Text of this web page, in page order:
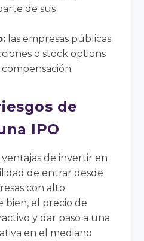
de sus
las empresas públicas
o stock options
de
IPO
de invertir en
de entrar desde
con alto
bien, el precio de
y dar paso a una
en el mediano